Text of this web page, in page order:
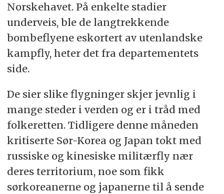
Norskehavet. På enkelte stadier
underveis, ble de langtrekkende
bombeflyene eskortert av utenlandske
kampfly, heter det fra departementets
side.
De sier slike flygninger skjer jevnlig i
mange steder i verden og er i tråd med
folkeretten. Tidligere denne måneden
kritiserte Sør-Korea og Japan tokt med
russiske og kinesiske militærfly nær
deres territorium, noe som fikk
sørkoreanerne og japanerne til å sende